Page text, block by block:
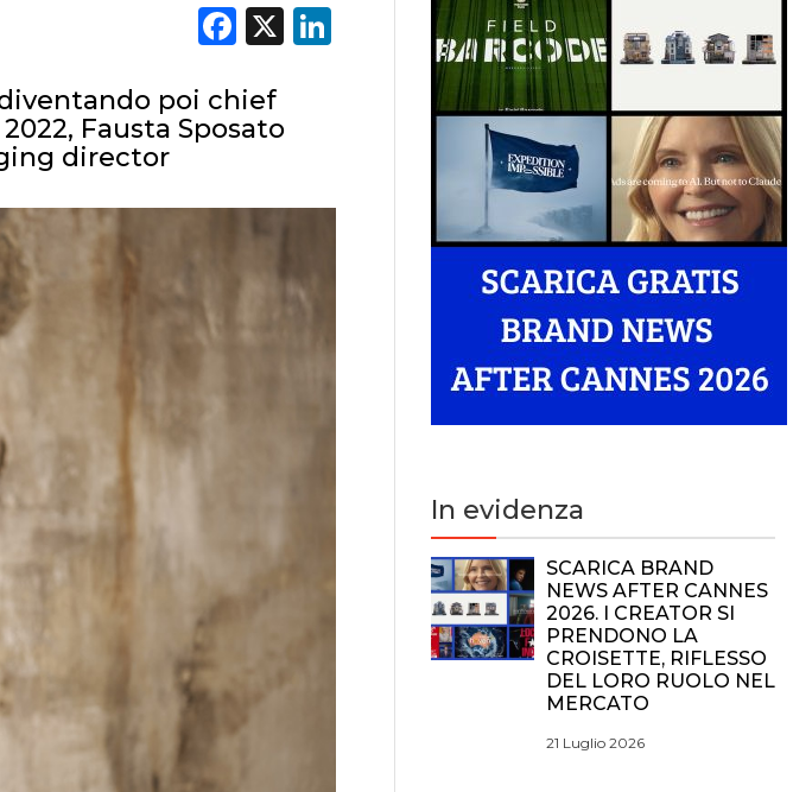
Facebook
X LinkedIn
poi chief
Fausta Sposato
director
In evidenza
SCARICA BRAND
NEWS AFTER CANNES
2026. I CREATOR SI
PRENDONO LA
CROISETTE, RIFLESSO
DEL LORO RUOLO NEL
MERCATO
21 Luglio 2026